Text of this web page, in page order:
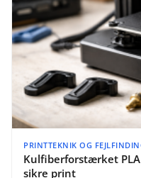
PRINTTEKNIK OG
Kulfiberforstærket PLA
sikre print